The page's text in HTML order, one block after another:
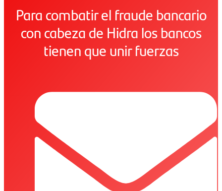
Para combatir el fraude bancario
con cabeza de Hidra los bancos
tienen que unir fuerzas